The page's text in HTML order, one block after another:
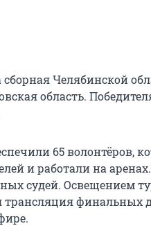
Челябинской
область.
65 волонтёров,
и работали на аренах.
судей. Освещением
трансляция финальных